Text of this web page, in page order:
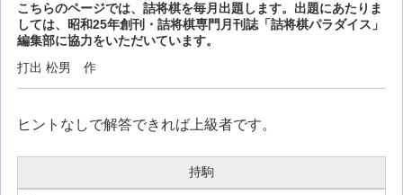
こちらのページでは、詰将棋を毎月出題します。出題にあたりま
しては、昭和25年創刊・詰将棋専門月刊誌「詰将棋パラダイス」
編集部に協力をいただいています。
打出 松男 作
ヒントなしで解答できれば上級者です。
持駒